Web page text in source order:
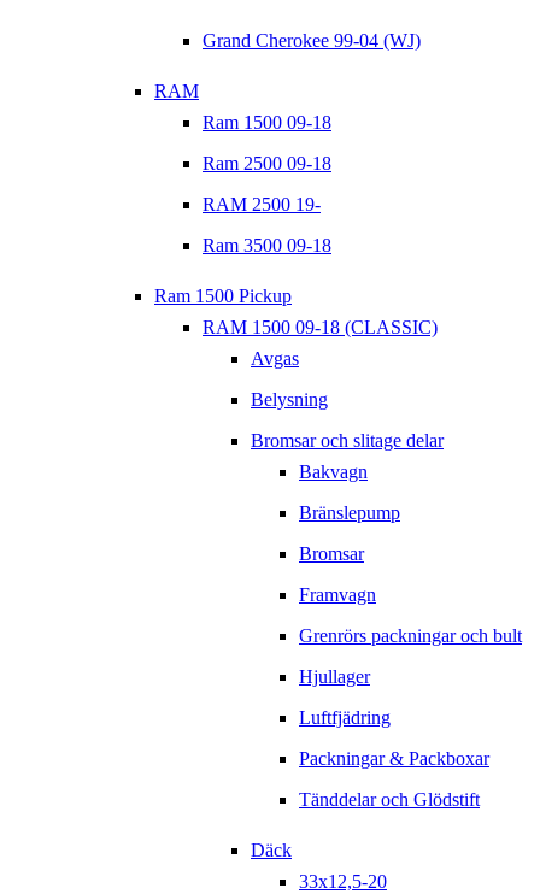
Grand Cherokee 99-04 (WJ)
RAM
Ram 1500 09-18
Ram 2500 09-18
RAM 2500 19-
Ram 3500 09-18
Ram 1500 Pickup
RAM 1500 09-18 (CLASSIC)
Avgas
Belysning
Bromsar och slitage delar
Bakvagn
Bränslepump
Bromsar
Framvagn
Grenrörs packningar och bult
Hjullager
Luftfjädring
Packningar & Packboxar
Tänddelar och Glödstift
Däck
33x12,5-20